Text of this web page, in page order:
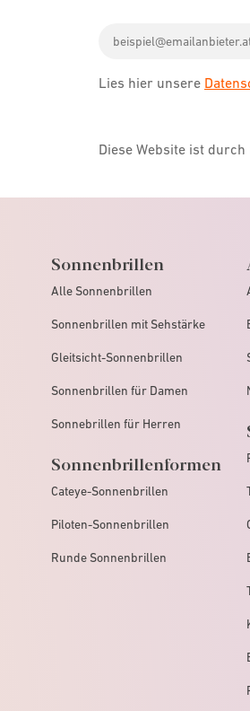
address
Lies hier unsere
Diese Website ist durch
Sonnenbrillen
Alle Sonnenbrillen
Sonnenbrillen mit Sehstärke
Gleitsicht-Sonnenbrillen
Sonnenbrillen für Damen
Sonnebrillen für Herren
Sonnenbrillenformen
Cateye-Sonnenbrillen
Piloten-Sonnenbrillen
Runde Sonnenbrillen